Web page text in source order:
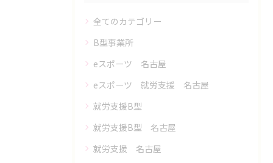
全てのカテゴリー
B型事業所
eスポーツ 名古屋
eスポーツ 就労支援 名古屋
就労支援B型
就労支援B型 名古屋
就労支援 名古屋